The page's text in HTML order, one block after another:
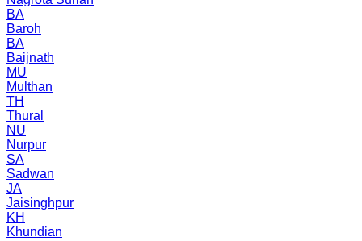
BA
Baroh
BA
Baijnath
MU
Multhan
TH
Thural
NU
Nurpur
SA
Sadwan
JA
Jaisinghpur
KH
Khundian